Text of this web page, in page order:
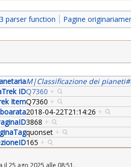
parser function Pagine
M|Classificazione dei
IDQ7360 +
ItemQ7360 +
2018-04-22T21:14:26 +
3868 +
quonset +
165 +
25 ago 2025 alle 08:51.